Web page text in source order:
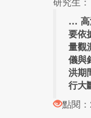
研究生
要依
量觀
儀與
洪期
行大
點閱